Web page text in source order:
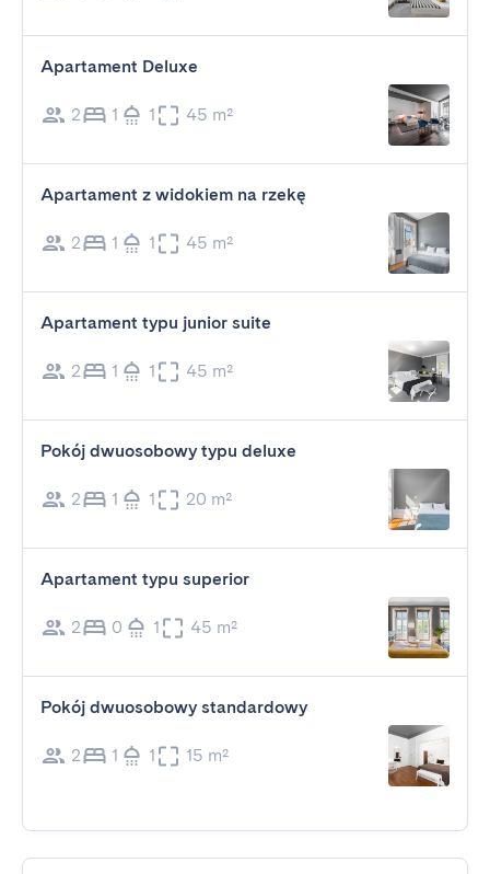
Apartament Deluxe
2 1 1 45 m²
Apartament z widokiem na rzekę
2 1 1 45 m²
Apartament typu junior suite
2 1 1 45 m²
Pokój dwuosobowy typu deluxe
2 1 1 20 m²
Apartament typu superior
2 0 1 45 m²
Pokój dwuosobowy standardowy
2 1 1 15 m²